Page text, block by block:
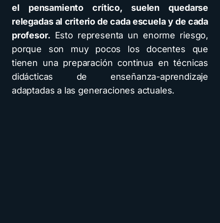
el pensamiento crítico, suelen quedarse
relegadas al criterio de cada escuela y de cada
profesor. Esto representa un enorme riesgo,
porque son muy pocos los docentes que
tienen una preparación continua en técnicas
didácticas de enseñanza-aprendizaje
adaptadas a las generaciones actuales.